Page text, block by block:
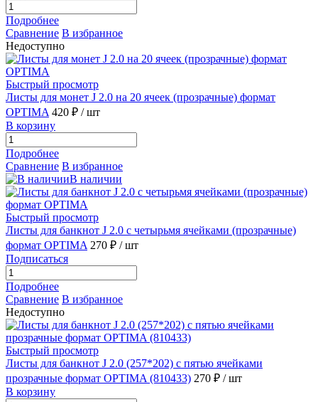
Подробнее
Сравнение В избранное
Недоступно
Быстрый просмотр
Листы для монет J 2.0 на 20 ячеек (прозрачные) формат
OPTIMA 420 ₽ / шт
В корзину
Подробнее
Сравнение В избранное
В наличии
Быстрый просмотр
Листы для банкнот J 2.0 с четырьмя ячейками (прозрачные)
формат OPTIMA 270 ₽ / шт
Подписаться
Подробнее
Сравнение В избранное
Недоступно
Быстрый просмотр
Листы для банкнот J 2.0 (257*202) с пятью ячейками
прозрачные формат OPTIMA (810433) 270 ₽ / шт
В корзину